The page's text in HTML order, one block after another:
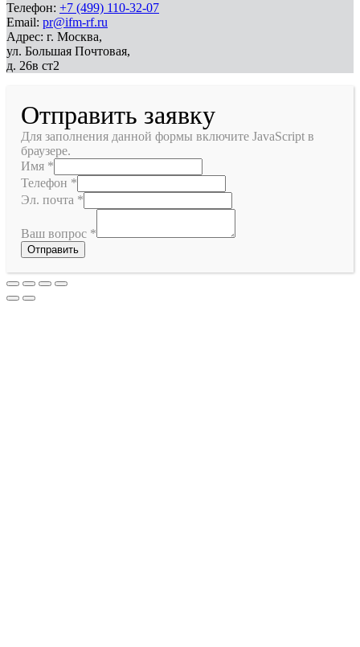
Телефон: +7 (499) 110-32-07
Email: pr@ifm-rf.ru
Адрес: г. Москва,
ул. Большая Почтовая,
д. 26в ст2
Отправить заявку
Для заполнения данной формы включите JavaScript в
браузере.
Имя *
Телефон *
Эл. почта *
Ваш вопрос *
Отправить